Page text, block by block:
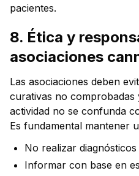
pacientes.
8. Ética y
asociaciones
Las asociaciones deben
curativas no comprobadas
actividad no se confunda
Es fundamental mantener
No realizar
Informar con base en